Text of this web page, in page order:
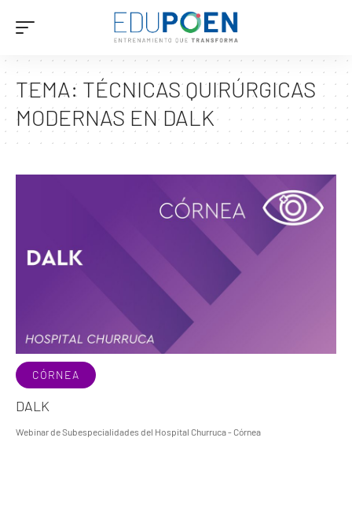
TEMA: TÉCNICAS QUIRÚRGICAS
MODERNAS EN DALK
CÓRNEA
DALK
Webinar de Subespecialidades del Hospital Churruca - Córnea